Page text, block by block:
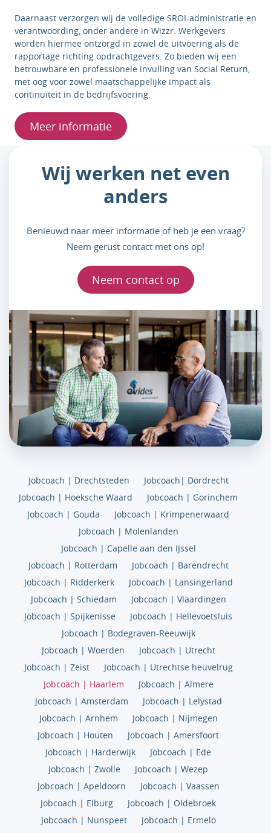
Daarnaast verzorgen wij de volledige SROI-administratie en
verantwoording, onder andere in Wizzr. Werkgevers
worden hiermee ontzorgd in zowel de uitvoering als de
rapportage richting opdrachtgevers. Zo bieden wij een
betrouwbare en professionele invulling van Social Return,
met oog voor zowel maatschappelijke impact als
continuïteit in de bedrijfsvoering.
Meer informatie
Wij werken net even
anders
Benieuwd naar meer informatie of heb je een vraag?
Neem gerust contact met ons op!
Neem contact op
Jobcoach | Drechtsteden
Jobcoach| Dordrecht
Jobcoach | Hoeksche Waard
Jobcoach | Gorinchem
Jobcoach | Gouda
Jobcoach | Krimpenerwaard
Jobcoach | Molenlanden
Jobcoach | Capelle aan den IJssel
Jobcoach | Rotterdam
Jobcoach | Barendrecht
Jobcoach | Ridderkerk
Jobcoach | Lansingerland
Jobcoach | Schiedam
Jobcoach | Vlaardingen
Jobcoach | Spijkenisse
Jobcoach | Hellevoetsluis
Jobcoach | Bodegraven-Reeuwijk
Jobcoach | Woerden
Jobcoach | Utrecht
Jobcoach | Zeist
Jobcoach | Utrechtse heuvelrug
Jobcoach | Haarlem
Jobcoach | Almere
Jobcoach | Amsterdam
Jobcoach | Lelystad
Jobcoach | Arnhem
Jobcoach | Nijmegen
Jobcoach | Houten
Jobcoach | Amersfoort
Jobcoach | Harderwijk
Jobcoach | Ede
Jobcoach | Zwolle
Jobcoach | Wezep
Jobcoach | Apeldoorn
Jobcoach | Vaassen
Jobcoach | Elburg
Jobcoach | Oldebroek
Jobcoach | Nunspeet
Jobcoach | Ermelo